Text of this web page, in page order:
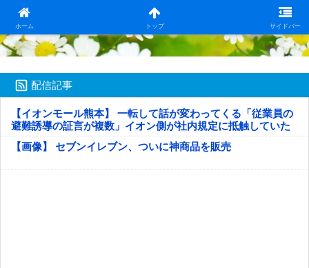
ホーム トップ サイドバー
日本第一！ニュース録
配信記事
【イオンモール熊本】 一転して話が変わってくる「従業員の
避難誘導の証言が複数」イオン側が社内規定に抵触していた
疑い
【画像】 セブンイレブン、ついに神商品を販売